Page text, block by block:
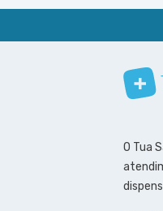
Siga
Siga
O Tua